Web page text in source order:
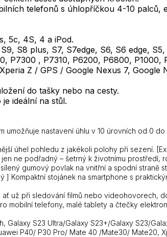
telefonů s úhlopříčkou 4-10 palců,
5c, 4S, 4 a iPod.
S8 plus, S7, S7edge, S6, S6 edge,
P7300 , P7310, P6200, P6800, P1000,
Z / GPS / Google Nexus 7, Google
do tašky nebo na cesty.
ideální na stůl.
nastavení úhlu v 10 úrovních od 0
úhel pohledu z jakékoli polohy při sezení.
ne podřadný – šetrný k životnímu prostředí,
gumový povlak na vnitřní a spodní straně
Kompaktní stojánek na smartphone s
už při sledování filmů nebo videohovorech,
mobilní telefony, malé tablety a čtečky
Galaxy S23 Ultra/Galaxy S23+/Galaxy S23/
P40/ P30 Pro/ Mate 40 /Mate30/ Mate20,